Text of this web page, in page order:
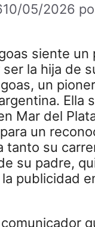
10/05/2026
siente un
ser la hija de
un
Ella
Mar del
un
tanto su
su padre,
publicidad